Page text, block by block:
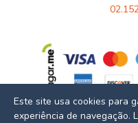
Este site usa cookies para
experiência de navegação.